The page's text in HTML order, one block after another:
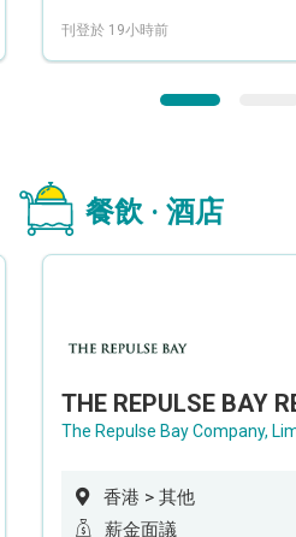
刊登於 19小時前
餐飲 · 酒店
The Repulse Bay Company,
香港 > 其他
薪金面議